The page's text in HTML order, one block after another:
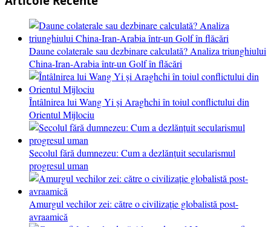
Daune colaterale sau dezbinare calculată? Analiza triunghiului
China-Iran-Arabia într-un Golf în flăcări
Întâlnirea lui Wang Yi și Araghchi în toiul conflictului din
Orientul Mijlociu
Secolul fără dumnezeu: Cum a dezlănțuit secularismul
progresul uman
Amurgul vechilor zei: către o civilizație globalistă post-
avraamică